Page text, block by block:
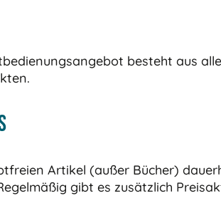
besteht aus
Artikel (außer Bücher)
gibt es zusätzlich